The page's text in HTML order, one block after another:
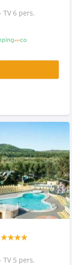
6 pers.
★★★★
5 pers.